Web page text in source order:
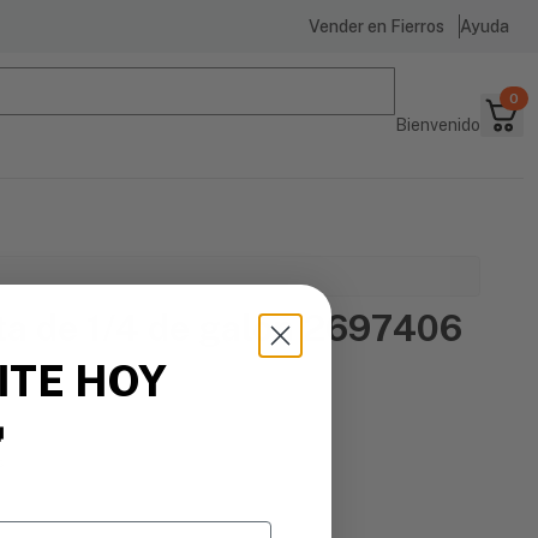
Vender en Fierros Ayuda
Bienvenido
0
de 1/4 de galon 2697406
HOY